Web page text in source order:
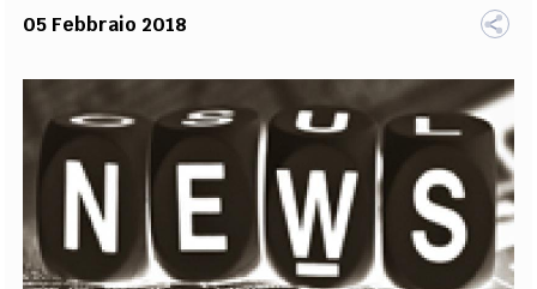
FILODIRITTO REDAZIONE COMITATO SCIENTIFICO AUTORI CURATORI
PARTNER COLLABORA CON NOI
EXTRA
CODICI RUBRICHE PROCEEDINGS PUBBLICITÀ CONTATTI
05 Febbraio 2018